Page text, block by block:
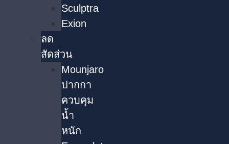
Sculptra
Exion
ลด
สัดส่วน
Mounjaro
ปากกา
ควบคุม
น้ำ
หนัก